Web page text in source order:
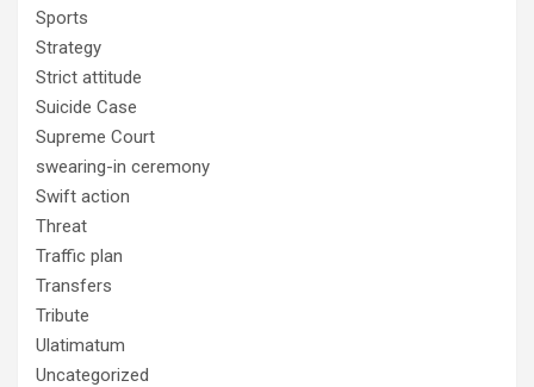
Sports
Strategy
Strict attitude
Suicide Case
Supreme Court
swearing-in ceremony
Swift action
Threat
Traffic plan
Transfers
Tribute
Ulatimatum
Uncategorized